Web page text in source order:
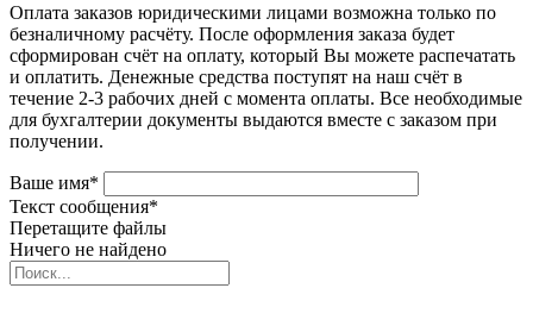
Оплата заказов юридическими лицами возможна только по
безналичному расчёту. После оформления заказа будет
сформирован счёт на оплату, который Вы можете распечатать
и оплатить. Денежные средства поступят на наш счёт в
течение 2-3 рабочих дней с момента оплаты. Все необходимые
для бухгалтерии документы выдаются вместе с заказом при
получении.
Ваше имя*
Текст сообщения*
Перетащите файлы
Ничего не найдено